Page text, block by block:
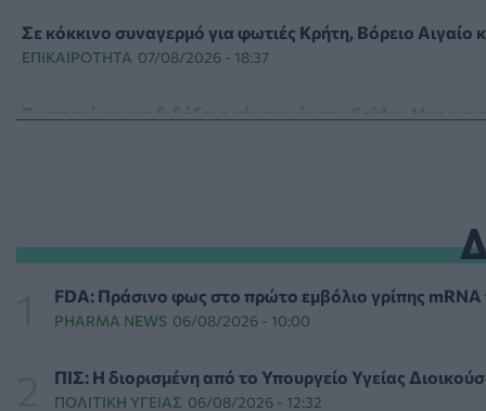
Σε κόκκινο συναγερμό για φωτιές Κρήτη, Βόρειο
ΕΠΙΚΑΙΡΌΤΗΤΑ 07/08/2026 - 18:37
ΥΓΕΊΑ 07/08/2026 - 17:17
ΕΠΙΚΑΙΡΌΤΗΤΑ 07/08/2026 - 16:41
FDA: Πράσινο φως στο πρώτο εμβόλιο γρίπης mRNA
PHARMA NEWS 06/08/2026 - 10:00
ΠΙΣ: Η διορισμένη από το Υπουργείο Υγείας
ΠΟΛΙΤΙΚΉ ΥΓΕΊΑΣ 06/08/2026 - 12:32